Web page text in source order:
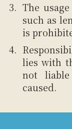
The
such as
is
lies with
not
caused.